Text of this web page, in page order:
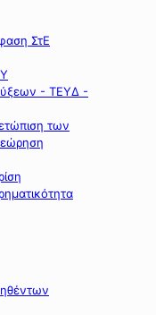
ΣτΕ
- ΤΕΥΔ -
των